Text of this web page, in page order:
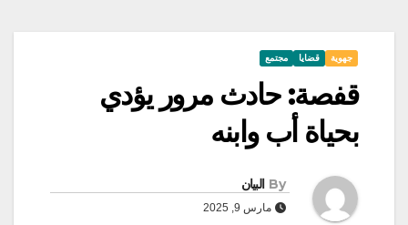
جهوية قضايا مجتمع
قفصة: حادث مرور يؤدي
بحياة أب وابنه
By البيان
مارس 9, 2025